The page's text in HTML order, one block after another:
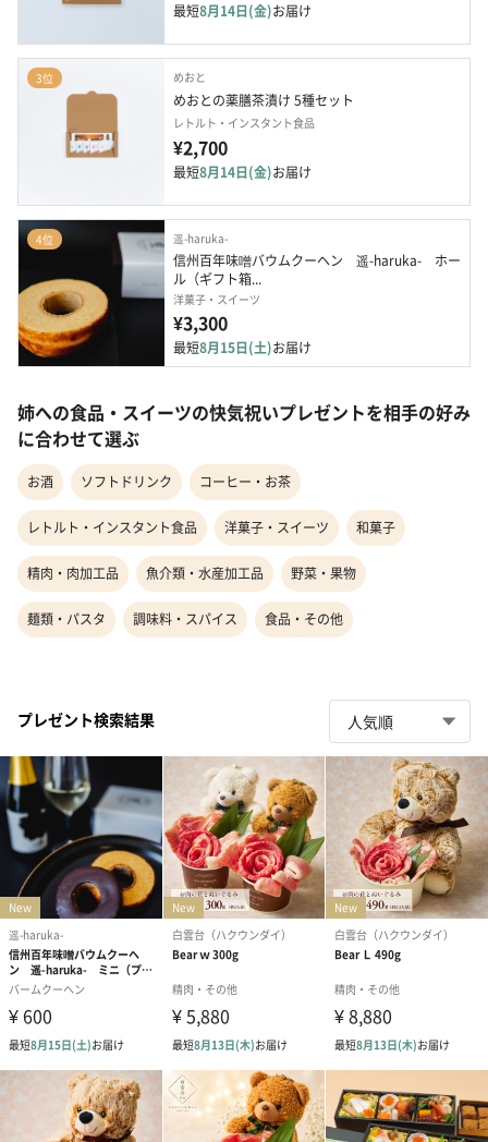
最短8月14日(金)お届け
3位 めおと
めおとの薬膳茶漬け 5種セット
レトルト・インスタント食品
¥2,700
最短8月14日(金)お届け
4位 遥-haruka-
信州百年味噌バウムクーヘン　遥-haruka-　ホー
ル（ギフト箱...
洋菓子・スイーツ
¥3,300
最短8月15日(土)お届け
姉への食品・スイーツの快気祝いプレゼントを相手の好み
に合わせて選ぶ
お酒 ソフトドリンク コーヒー・お茶
レトルト・インスタント食品 洋菓子・スイーツ 和菓子
精肉・肉加工品 魚介類・水産加工品 野菜・果物
麺類・パスタ 調味料・スパイス 食品・その他
プレゼント検索結果